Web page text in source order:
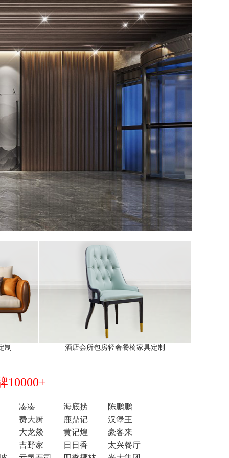
制 酒店会所包房轻奢餐椅家具定制
10000+
凑凑 海底捞
陈鹏鹏
费大厨
鹿鼎记
汉堡王
大龙燚
黄记煌
豪客来
吉野家
日日香
太兴餐厅